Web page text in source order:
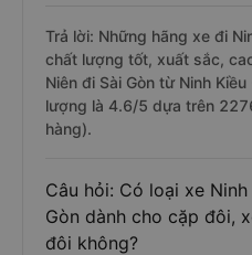
Trả lời: Những hãng xe đi
chất lượng tốt, xuất sắc,
Niên đi Sài Gòn từ Ninh
lượng là 4.6/5 dựa trên
hàng).
Câu hỏi: Có loại xe
Gòn dành cho cặp đôi,
đôi không?